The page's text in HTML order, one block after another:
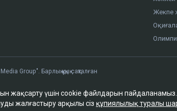
Жекпе
Group". Барлық құқық сақталған
жақсарту үшін cookie файлдарын пайдаланамыз.
жалғастыру арқылы сіз құпиялылық туралы